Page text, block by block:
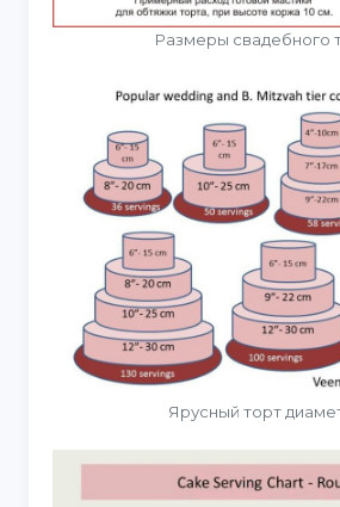
Размеры свадебного
Ярусный торт